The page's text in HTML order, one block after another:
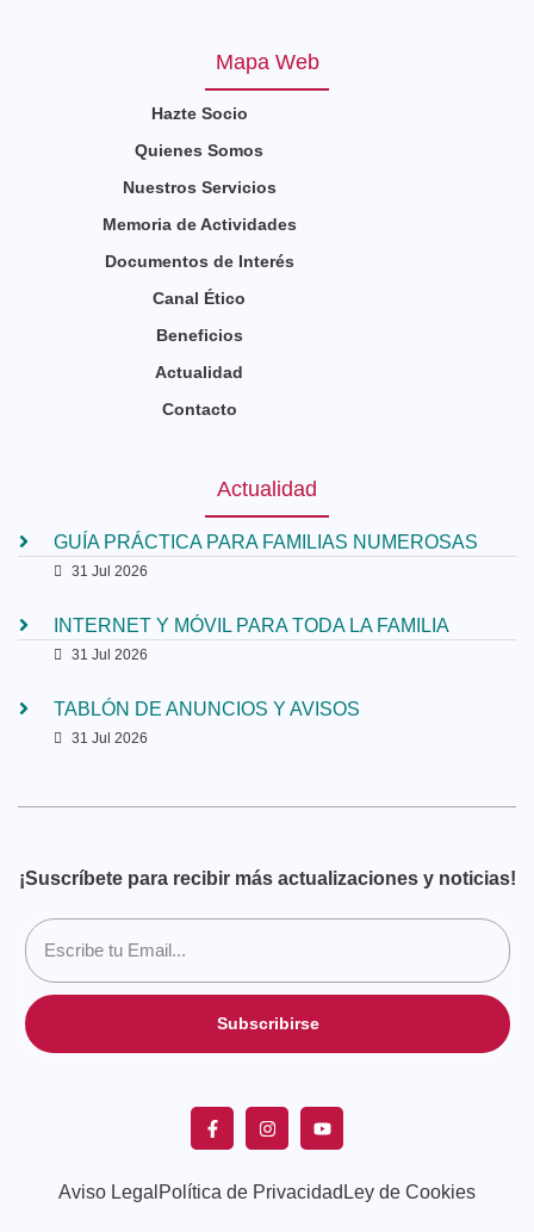
Mapa Web
Hazte Socio
Quienes Somos
Nuestros Servicios
Memoria de Actividades
Documentos de Interés
Canal Ético
Beneficios
Actualidad
Contacto
Actualidad
GUÍA PRÁCTICA PARA FAMILIAS NUMEROSAS
31 Jul 2026
INTERNET Y MÓVIL PARA TODA LA FAMILIA
31 Jul 2026
TABLÓN DE ANUNCIOS Y AVISOS
31 Jul 2026
¡Suscríbete para recibir más actualizaciones y noticias!
Subscribirse
Aviso Legal Política de Privacidad Ley de Cookies